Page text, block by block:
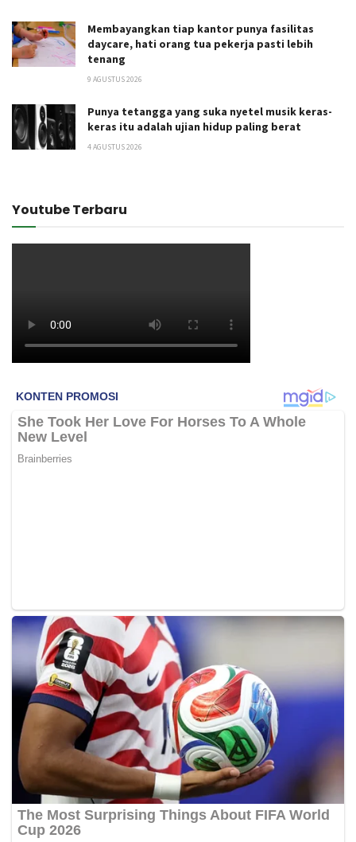
Membayangkan tiap kantor punya fasilitas
daycare, hati orang tua pekerja pasti lebih
tenang
9 AGUSTUS 2026
Punya tetangga yang suka nyetel musik keras-
keras itu adalah ujian hidup paling berat
4 AGUSTUS 2026
Youtube Terbaru